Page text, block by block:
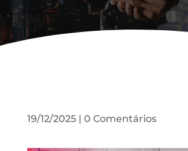
19/12/2025| 0 Comentários